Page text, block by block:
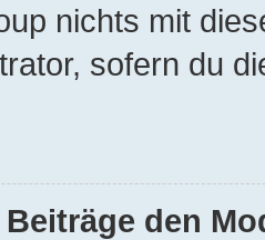
nichts mit
sofern du
den